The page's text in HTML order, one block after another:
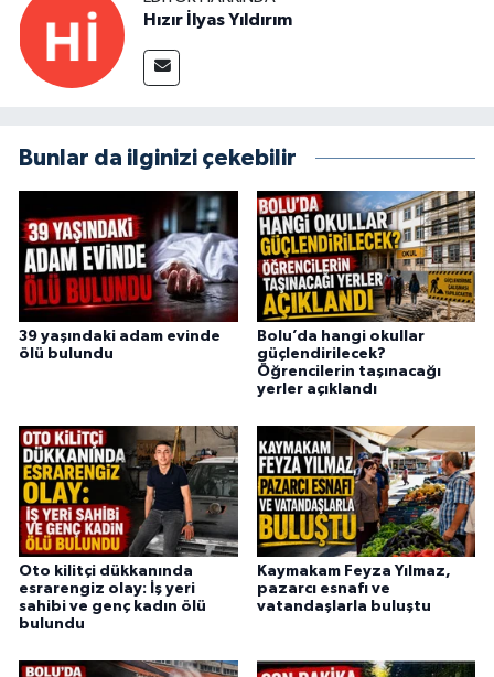
Hızır İlyas Yıldırım
Bunlar da ilginizi çekebilir
39 yaşındaki adam evinde
ölü bulundu
Bolu’da hangi okullar
güçlendirilecek?
Öğrencilerin taşınacağı
yerler açıklandı
Oto kilitçi dükkanında
esrarengiz olay: İş yeri
sahibi ve genç kadın ölü
bulundu
Kaymakam Feyza Yılmaz,
pazarcı esnafı ve
vatandaşlarla buluştu